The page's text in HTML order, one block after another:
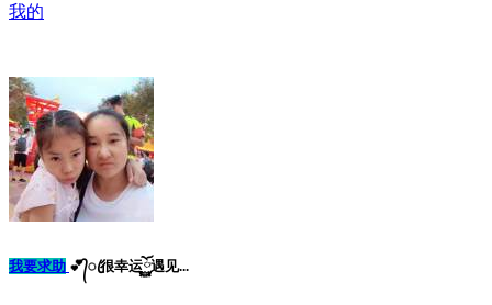
我的
我要求助 💕᭄ꦿ很幸运ོ࿆遇见...